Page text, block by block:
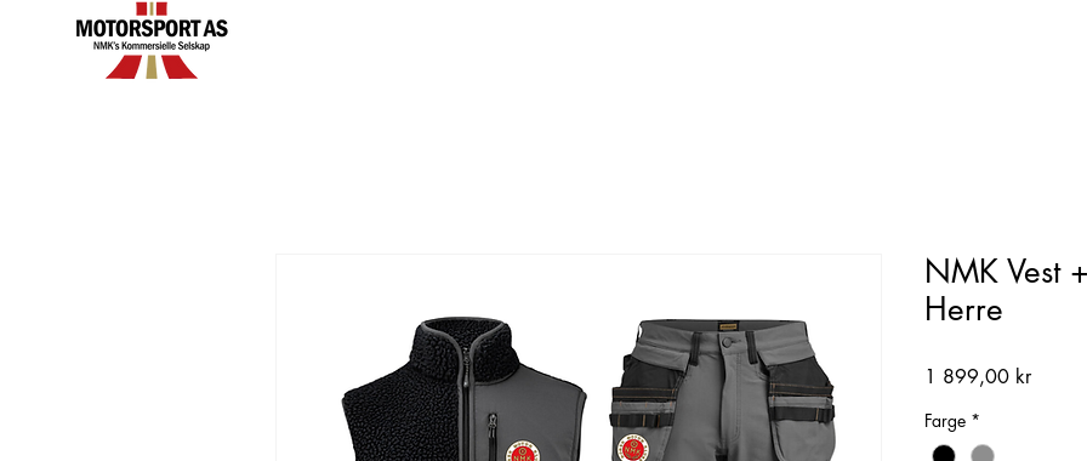
NMK Vest
Herre
1 899,00 krPris
Farge *